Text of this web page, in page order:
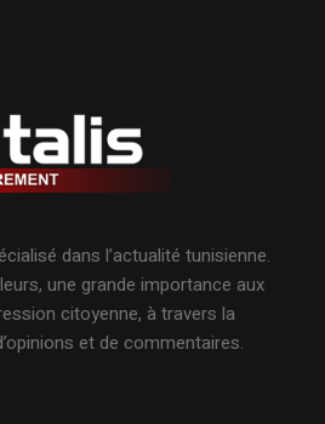
dans l’actualité tunisienne.
une grande importance aux
citoyenne, à travers la
et de commentaires.